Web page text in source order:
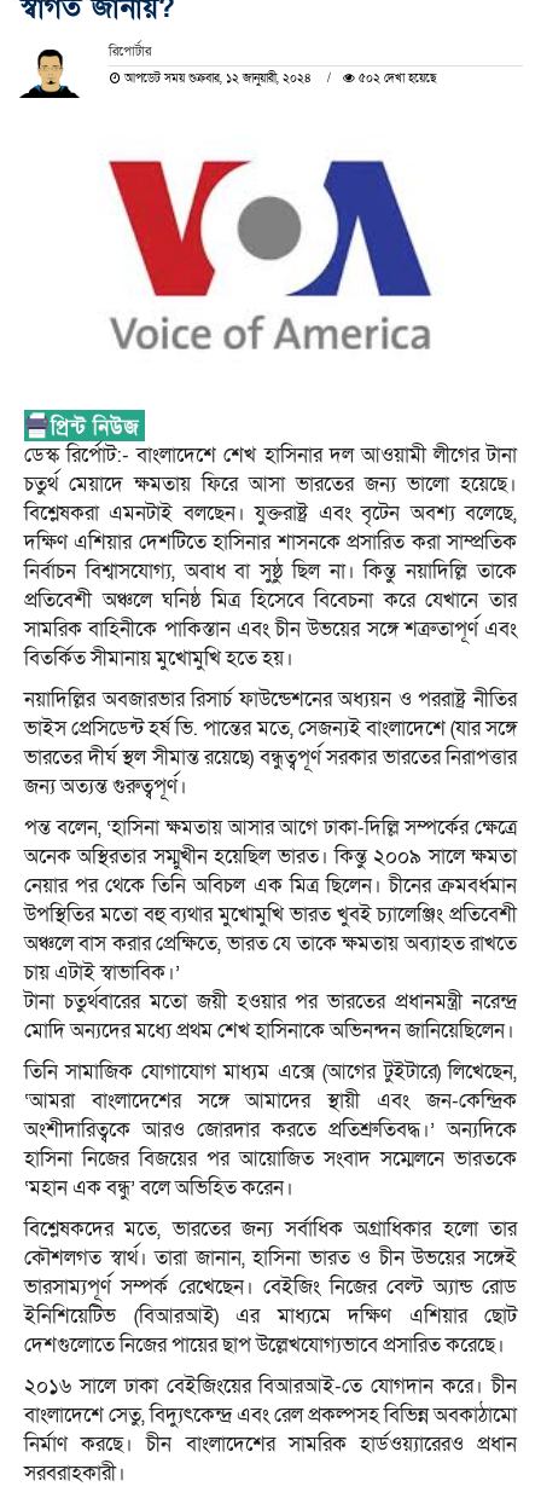
স্বাগত জানায়?
রিপোর্টার
আপডেট সময় শুক্রবার, ১২ জানুয়ারী, ২০২৪ ৫০২ দেখা হয়েছে
ডেস্ক রির্পোট:- বাংলাদেশে শেখ হাসিনার দল আওয়ামী লীগের টানা
চতুর্থ মেয়াদে ক্ষমতায় ফিরে আসা ভারতের জন্য ভালো হয়েছে।
বিশ্লেষকরা এমনটাই বলছেন। যুক্তরাষ্ট্র এবং বৃটেন অবশ্য বলেছে,
দক্ষিণ এশিয়ার দেশটিতে হাসিনার শাসনকে প্রসারিত করা সাম্প্রতিক
নির্বাচন বিশ্বাসযোগ্য, অবাধ বা সুষ্ঠু ছিল না। কিন্তু নয়াদিল্লি তাকে
প্রতিবেশী অঞ্চলে ঘনিষ্ঠ মিত্র হিসেবে বিবেচনা করে যেখানে তার
সামরিক বাহিনীকে পাকিস্তান এবং চীন উভয়ের সঙ্গে শত্রুতাপূর্ণ এবং
বিতর্কিত সীমানায় মুখোমুখি হতে হয়।
নয়াদিল্লির অবজারভার রিসার্চ ফাউন্ডেশনের অধ্যয়ন ও পররাষ্ট্র নীতির
ভাইস প্রেসিডেন্ট হর্ষ ভি. পান্তের মতে, সেজন্যই বাংলাদেশে (যার সঙ্গে
ভারতের দীর্ঘ স্থল সীমান্ত রয়েছে) বন্ধুত্বপূর্ণ সরকার ভারতের নিরাপত্তার
জন্য অত্যন্ত গুরুত্বপূর্ণ।
পন্ত বলেন, ‘হাসিনা ক্ষমতায় আসার আগে ঢাকা-দিল্লি সম্পর্কের ক্ষেত্রে
অনেক অস্থিরতার সম্মুখীন হয়েছিল ভারত। কিন্তু ২০০৯ সালে ক্ষমতা
নেয়ার পর থেকে তিনি অবিচল এক মিত্র ছিলেন। চীনের ক্রমবর্ধমান
উপস্থিতির মতো বহু ব্যথার মুখোমুখি ভারত খুবই চ্যালেঞ্জিং প্রতিবেশী
অঞ্চলে বাস করার প্রেক্ষিতে, ভারত যে তাকে ক্ষমতায় অব্যাহত রাখতে
চায় এটাই স্বাভাবিক।’
টানা চতুর্থবারের মতো জয়ী হওয়ার পর ভারতের প্রধানমন্ত্রী নরেন্দ্র
মোদি অন্যদের মধ্যে প্রথম শেখ হাসিনাকে অভিনন্দন জানিয়েছিলেন।
তিনি সামাজিক যোগাযোগ মাধ্যম এক্সে (আগের টুইটারে) লিখেছেন,
‘আমরা বাংলাদেশের সঙ্গে আমাদের স্থায়ী এবং জন-কেন্দ্রিক
অংশীদারিত্বকে আরও জোরদার করতে প্রতিশ্রুতিবদ্ধ।’ অন্যদিকে
হাসিনা নিজের বিজয়ের পর আয়োজিত সংবাদ সম্মেলনে ভারতকে
‘মহান এক বন্ধু’ বলে অভিহিত করেন।
বিশ্লেষকদের মতে, ভারতের জন্য সর্বাধিক অগ্রাধিকার হলো তার
কৌশলগত স্বার্থ। তারা জানান, হাসিনা ভারত ও চীন উভয়ের সঙ্গেই
ভারসাম্যপূর্ণ সম্পর্ক রেখেছেন। বেইজিং নিজের বেল্ট অ্যান্ড রোড
ইনিশিয়েটিভ (বিআরআই) এর মাধ্যমে দক্ষিণ এশিয়ার ছোট
দেশগুলোতে নিজের পায়ের ছাপ উল্লেখযোগ্যভাবে প্রসারিত করেছে।
২০১৬ সালে ঢাকা বেইজিংয়ের বিআরআই-তে যোগদান করে। চীন
বাংলাদেশে সেতু, বিদ্যুৎকেন্দ্র এবং রেল প্রকল্পসহ বিভিন্ন অবকাঠামো
নির্মাণ করছে। চীন বাংলাদেশের সামরিক হার্ডওয়্যারেরও প্রধান
সরবরাহকারী।